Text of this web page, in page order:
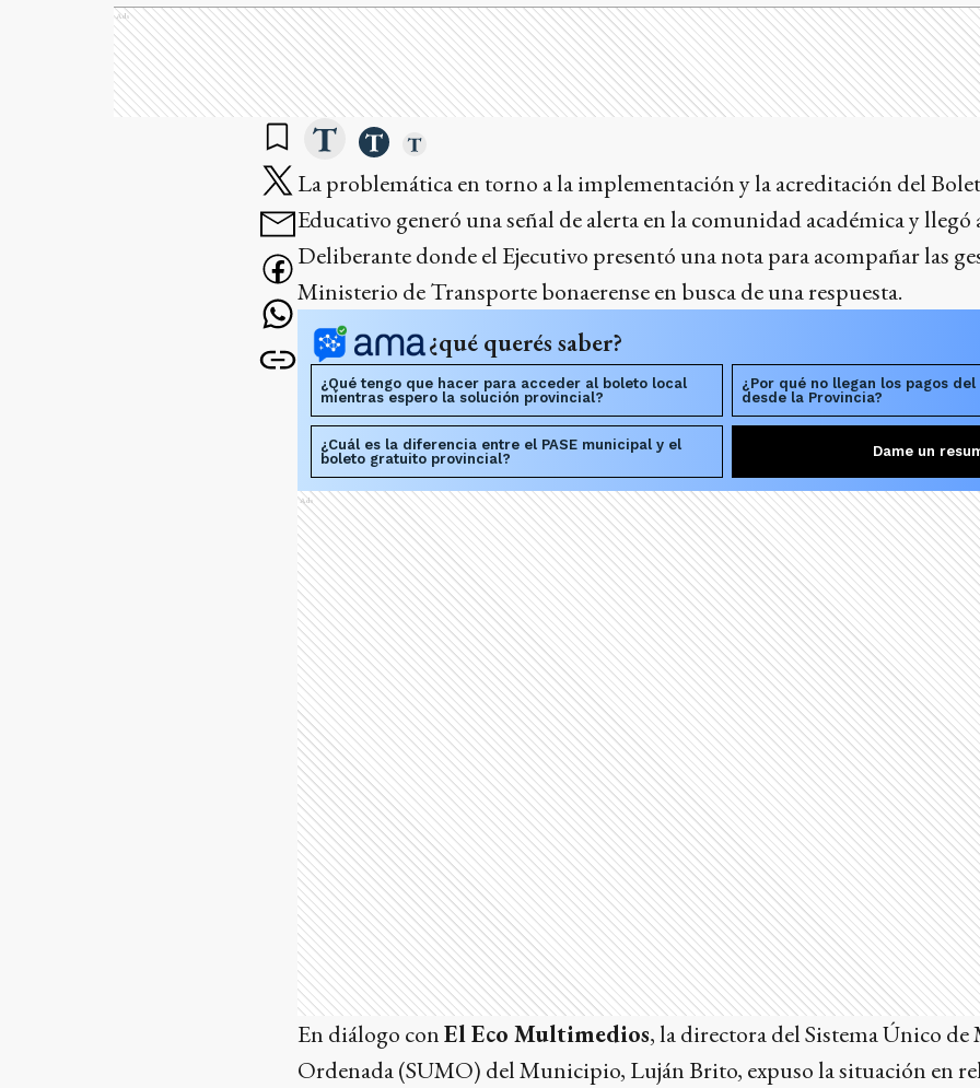
Ads
La problemática en torno a la implementación y la acreditación del
Educativo generó una señal de alerta en la comunidad académica y llegó
Deliberante donde el Ejecutivo presentó una nota para acompañar las
Ministerio de Transporte bonaerense en busca de una respuesta.
¿qué querés saber?
¿Qué tengo que hacer para acceder al boleto local
mientras espero la solución provincial?
¿Por qué no llegan los pagos
desde la Provincia?
¿Cuál es la diferencia entre el PASE municipal y el
boleto gratuito provincial?
Dame un
Ads
En diálogo conEl Eco Multimedios, la directora del Sistema Único
Ordenada (SUMO) del Municipio, Luján Brito, expuso la situación en